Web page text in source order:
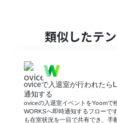
■フローボットの流れ
次に、トリガーで
たら（オンライン）
スへの入室を検知し
次に、オペレーショ
Webhookで受け取
類似したテ
oviceで入退室が行われたら
通知する
oviceの入退室イベントをYoomで
WORKSへ即時通知するフローで
も在室状況を一目で共有でき、手